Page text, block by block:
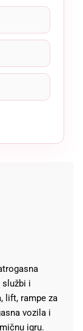
i
lift, rampe za
vozila i
igru.